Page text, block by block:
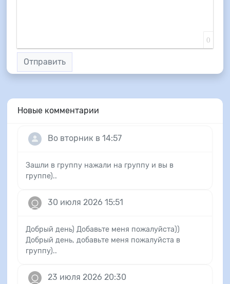
0
Отправить
Новые комментарии
Во вторник в 14:57
Зашли в группу нажали на группу и вы в
группе)..
30 июля 2026 15:51
Добрый день) Добавьте меня пожалуйста))
Добрый день, добавьте меня пожалуйста в
группу)..
23 июля 2026 20:30